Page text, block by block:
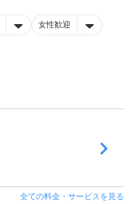
女性歓迎
全ての料金・サービスを見る